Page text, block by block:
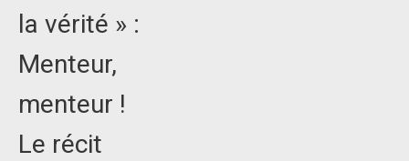
la vérité » :
Menteur,
menteur !
Le récit